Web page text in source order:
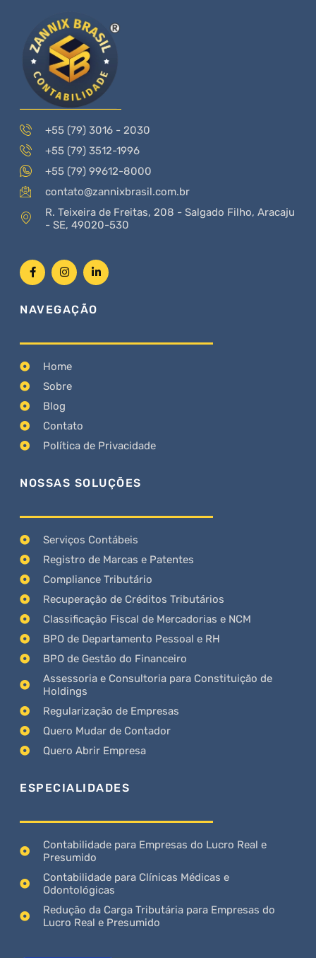
+55 (79) 3016 - 2030
+55 (79) 3512-1996
+55 (79) 99612-8000
contato@zannixbrasil.com.br
R. Teixeira de Freitas, 208 - Salgado Filho, Aracaju
- SE, 49020-530
NAVEGAÇÃO
Home
Sobre
Blog
Contato
Política de Privacidade
NOSSAS SOLUÇÕES
Serviços Contábeis
Registro de Marcas e Patentes
Compliance Tributário
Recuperação de Créditos Tributários
Classificação Fiscal de Mercadorias e NCM
BPO de Departamento Pessoal e RH
BPO de Gestão do Financeiro
Assessoria e Consultoria para Constituição de
Holdings
Regularização de Empresas
Quero Mudar de Contador
Quero Abrir Empresa
ESPECIALIDADES
Contabilidade para Empresas do Lucro Real e
Presumido
Contabilidade para Clínicas Médicas e
Odontológicas
Redução da Carga Tributária para Empresas do
Lucro Real e Presumido